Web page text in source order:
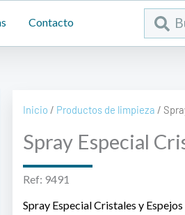
Contacto
Search
...
Inicio / Productos de limpieza /
Spray Especial
Ref: 9491
Spray Especial Cristales y